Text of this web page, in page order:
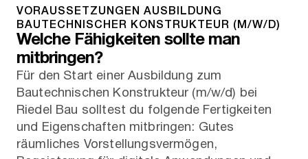
VORAUSSETZUNGEN AUSBILDUNG
BAUTECHNISCHER KONSTRUKTEUR (M/W/D)
Welche Fähigkeiten sollte man
mitbringen?
Für den Start einer Ausbildung zum
Bautechnischen Konstrukteur (m/w/d) bei
Riedel Bau solltest du folgende Fertigkeiten
und Eigenschaften mitbringen: Gutes
räumliches Vorstellungsvermögen,